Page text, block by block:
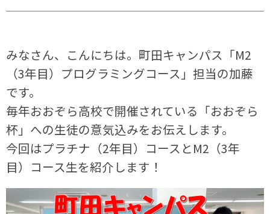
みなさん、こんにちは。町田キャンパス「M2
（3年目）プログラミングコース」担当の加藤
です。
毎年おおぞら高校で開催されている「おおぞら
杯」への生徒の意気込みをお伝えします。
今回はプラチナ（2年目）コースとM2（3年
目）コース生を紹介します！